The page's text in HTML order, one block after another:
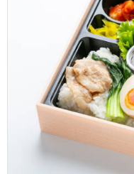
しゃぶも美味しく、デ
に大好評でした。
ご利用シーン： 会議・セ
兵庫県神戸市中央区元町通